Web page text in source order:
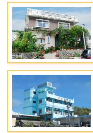
URL
たびの邸宅 HOMANN
名
※寝間着はありません。
【連泊時のリネン・アメ
※タオルのご用意は日数
オル×1、バスタオル×1と
※追加のタオルをご希望
ョンからお申し込み下さ
※歯ブラシなどアメニテ
様につき1セットとなりま
※5泊までは交換シーツの
※6泊以上ご滞在の場合は